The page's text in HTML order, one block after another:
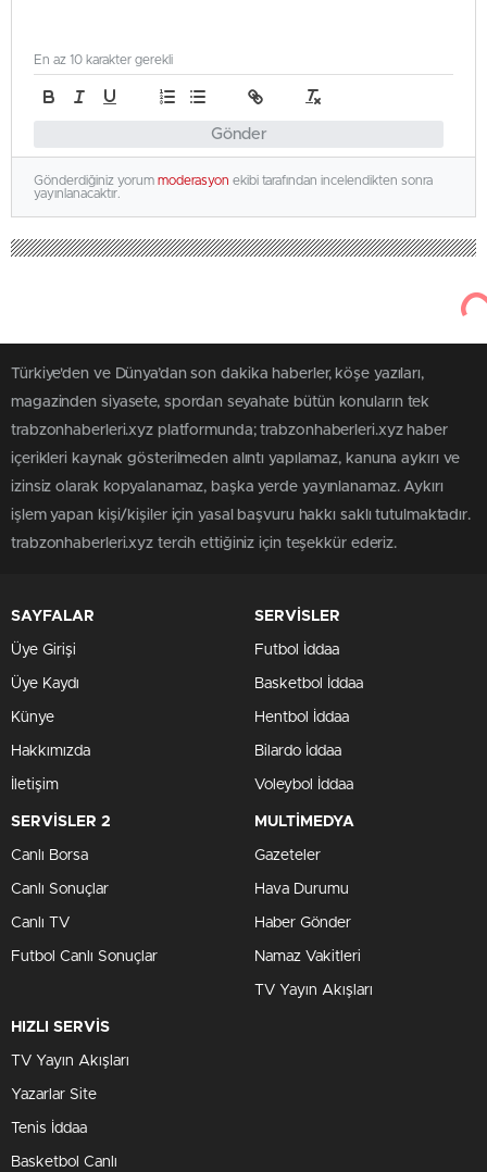
Gönder
En az 10 karakter gerekli
Gönderdiğiniz yorum moderasyon ekibi tarafından incelendikten sonra
yayınlanacaktır.
Türkiye'den ve Dünya’dan son dakika haberler, köşe yazıları,
magazinden siyasete, spordan seyahate bütün konuların tek
trabzonhaberleri.xyz platformunda; trabzonhaberleri.xyz haber
içerikleri kaynak gösterilmeden alıntı yapılamaz, kanuna aykırı ve
izinsiz olarak kopyalanamaz, başka yerde yayınlanamaz. Aykırı
işlem yapan kişi/kişiler için yasal başvuru hakkı saklı tutulmaktadır.
trabzonhaberleri.xyz tercih ettiğiniz için teşekkür ederiz.
SAYFALAR
Üye Girişi
Üye Kaydı
Künye
Hakkımızda
İletişim
SERVİSLER
Futbol İddaa
Basketbol İddaa
Hentbol İddaa
Bilardo İddaa
Voleybol İddaa
SERVİSLER 2
Canlı Borsa
Canlı Sonuçlar
Canlı TV
Futbol Canlı Sonuçlar
MULTİMEDYA
Gazeteler
Hava Durumu
Haber Gönder
Namaz Vakitleri
TV Yayın Akışları
HIZLI SERVİS
TV Yayın Akışları
Yazarlar Site
Tenis İddaa
Basketbol Canlı